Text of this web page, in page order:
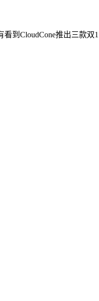
到CloudCone推出三款双